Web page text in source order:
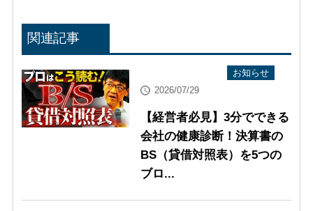
関連記事
お知らせ
2026/07/29
【経営者必見】3分でできる
会社の健康診断！決算書の
BS（貸借対照表）を5つの
ブロ...